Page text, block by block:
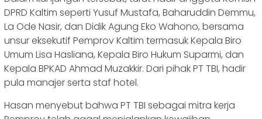
DPRD Kaltim seperti Yusuf Mustafa, Baharuddin Demmu,
La Ode Nasir, dan Didik Agung Eko Wahono, bersama
unsur eksekutif Pemprov Kaltim termasuk Kepala Biro
Umum Lisa Hasliana, Kepala Biro Hukum Suparmi, dan
Kepala BPKAD Ahmad Muzakkir. Dari pihak PT TBI, hadir
pula manajer serta staf hotel.
Hasan menyebut bahwa PT TBI sebagai mitra kerja